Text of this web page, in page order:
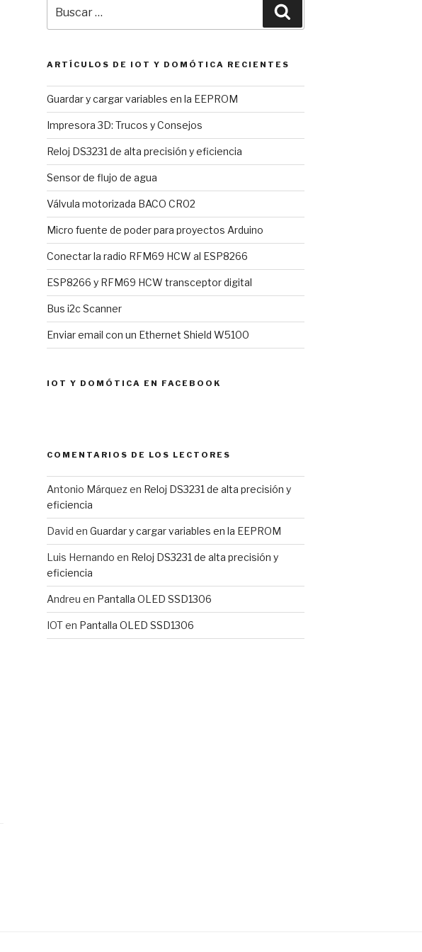
por:
ARTÍCULOS DE IOT Y DOMÓTICA RECIENTES
Guardar y cargar variables en la EEPROM
Impresora 3D: Trucos y Consejos
Reloj DS3231 de alta precisión y eficiencia
Sensor de flujo de agua
Válvula motorizada BACO CR02
Micro fuente de poder para proyectos Arduino
Conectar la radio RFM69 HCW al ESP8266
ESP8266 y RFM69 HCW transceptor digital
Bus i2c Scanner
Enviar email con un Ethernet Shield W5100
IOT Y DOMÓTICA EN FACEBOOK
COMENTARIOS DE LOS LECTORES
Antonio Márquezen Reloj DS3231 de alta precisión y
eficiencia
David en Guardar y cargar variables en la EEPROM
Luis Hernando en Reloj DS3231 de alta precisión y
eficiencia
Andreu en Pantalla OLED SSD1306
IOTen Pantalla OLED SSD1306